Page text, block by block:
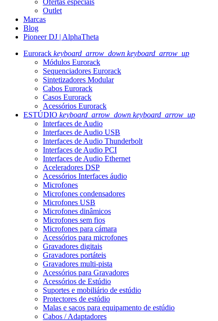
Ofertas especiais
Outlet
Marcas
Blog
Pioneer DJ | AlphaTheta
Eurorack keyboard_arrow_down keyboard_arrow_up
Módulos Eurorack
Sequenciadores Eurorack
Sintetizadores Modular
Cabos Eurorack
Casos Eurorack
Acessórios Eurorack
ESTÚDIO keyboard_arrow_down keyboard_arrow_up
Interfaces de Audio
Interfaces de Audio USB
Interfaces de Audio Thunderbolt
Interfaces de Audio PCI
Interfaces de Audio Ethernet
Aceleradores DSP
Acessórios Interfaces áudio
Microfones
Microfones condensadores
Microfones USB
Microfones dinâmicos
Microfones sem fios
Microfones para cámara
Acessórios para microfones
Gravadores digitais
Gravadores portáteis
Gravadores multi-pista
Acessórios para Gravadores
Acessórios de Estúdio
Suportes e mobiliário de estúdio
Protectores de estúdio
Malas e sacos para equipamento de estúdio
Cabos / Adaptadores